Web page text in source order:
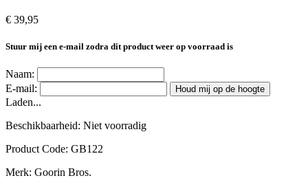
€ 39,95
Stuur mij een e-mail zodra dit product weer op voorraad is
Naam:
E-mail:
Houd mij op de hoogte
Laden...
Beschikbaarheid: Niet voorradig
Product Code: GB122
Merk: Goorin Bros.